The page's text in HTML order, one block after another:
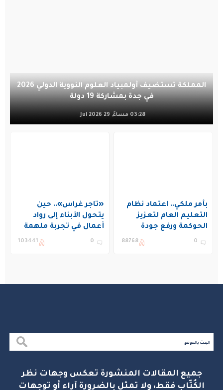
المملكة تستضيف أولمبياد العلوم النووية الدولي 2026
في جدة بمشاركة 19 دولة
03:28 مساءً, 29 Jul 2026
بأمر ملكي.. اعتماد نظام
التعليم العام لتعزيز
الحوكمة ورفع جودة
التعليم في المملكة
0
88768
«تاجر غراس».. حين
يتحول الأبناء إلى رواد
أعمال في تجربة ملهمة
بنادي غراس الصيفي
0
103441
جميع المقالات المنشورة تعكس وجهات نظر
الكُتّاب فقط، ولا تمثل بالضرورة آراء أو توجهات